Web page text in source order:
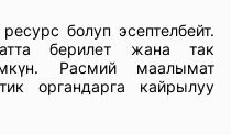
болуп эсептелбейт.
берилет жана так
Расмий маалымат
органдарга кайрылуу